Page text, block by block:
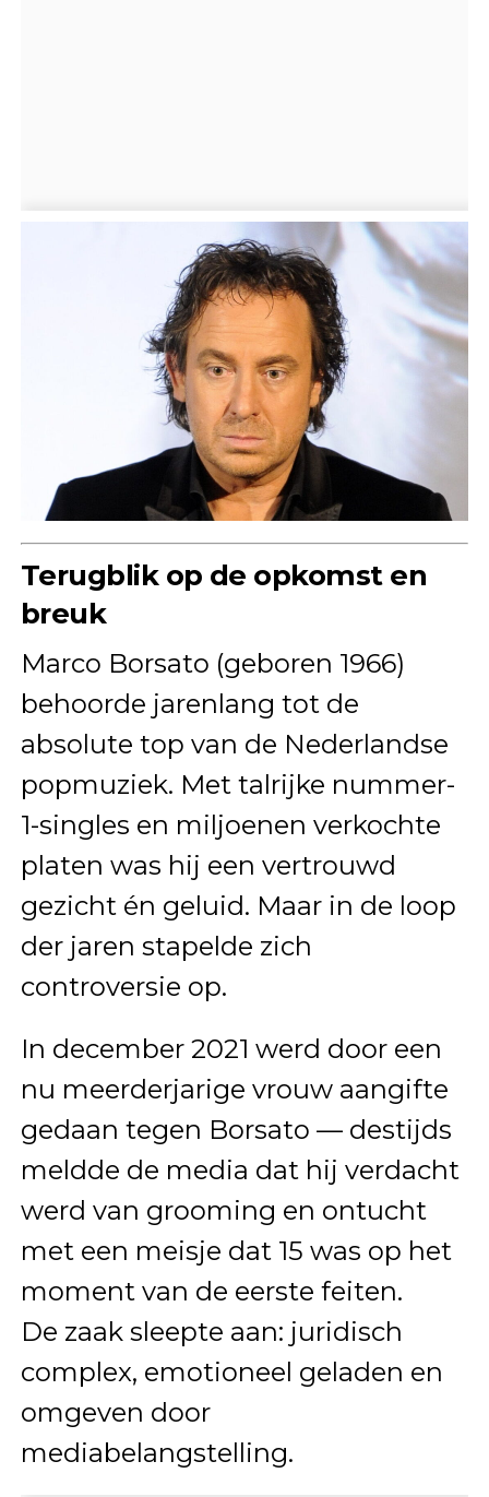
Terugblik op de opkomst en
breuk
Marco Borsato (geboren 1966)
behoorde jarenlang tot de
absolute top van de Nederlandse
popmuziek. Met talrijke nummer-
1-singles en miljoenen verkochte
platen was hij een vertrouwd
gezicht én geluid. Maar in de loop
der jaren stapelde zich
controversie op.
In december 2021 werd door een
nu meerderjarige vrouw aangifte
gedaan tegen Borsato — destijds
meldde de media dat hij verdacht
werd van grooming en ontucht
met een meisje dat 15 was op het
moment van de eerste feiten.
De zaak sleepte aan: juridisch
complex, emotioneel geladen en
omgeven door
mediabelangstelling.